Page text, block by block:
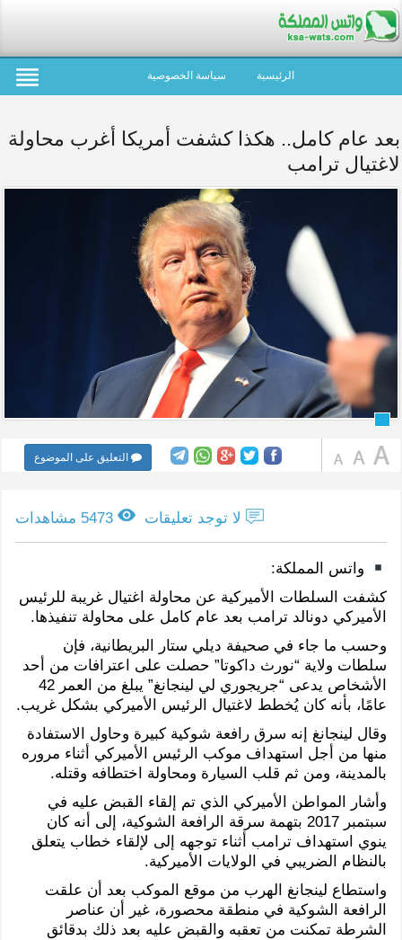
الرئيسية سياسة الخصوصية
بعد عام كامل.. هكذا كشفت أمريكا أغرب محاولة
لاغتيال ترامب
التعليق على الموضوع
لا توجد تعليقات 5473 مشاهدات
واتس المملكة:
كشفت السلطات الأميركية عن محاولة اغتيال غريبة للرئيس
الأميركي دونالد ترامب بعد عام كامل على محاولة تنفيذها.
وحسب ما جاء في صحيفة ديلي ستار البريطانية، فإن
سلطات ولاية “نورث داكوتا” حصلت على اعترافات من أحد
الأشخاص يدعى “جريجوري لي لينجانغ” يبلغ من العمر 42
عامًا، بأنه كان يُخطط لاغتيال الرئيس الأميركي بشكل غريب.
وقال لينجانغ إنه سرق رافعة شوكية كبيرة وحاول الاستفادة
منها من أجل استهداف موكب الرئيس الأميركي أثناء مروره
بالمدينة، ومن ثم قلب السيارة ومحاولة اختطافه وقتله.
وأشار المواطن الأميركي الذي تم إلقاء القبض عليه في
سبتمبر 2017 بتهمة سرقة الرافعة الشوكية، إلى أنه كان
ينوي استهداف ترامب أثناء توجهه إلى لإلقاء خطاب يتعلق
بالنظام الضريبي في الولايات الأميركية.
واستطاع لينجانغ الهرب من موقع الموكب بعد أن علقت
الرافعة الشوكية في منطقة محصورة، غير أن عناصر
الشرطة تمكنت من تعقبه والقبض عليه بعد ذلك بدقائق